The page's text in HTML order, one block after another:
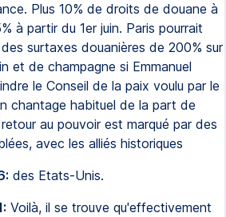
Plus 10% de droits de douane à
à partir du 1er juin. Paris pourrait
surtaxes douanières de 200% sur
et de champagne si Emmanuel
le Conseil de la paix voulu par le
chantage habituel de la part de
au pouvoir est marqué par des
avec les alliés historiques
des Etats-Unis.
Voilà, il se trouve qu'effectivement